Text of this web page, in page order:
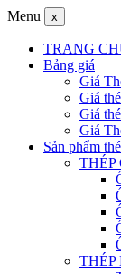
Menu x
TRANG
Bảng giá
Giá
Giá
Giá
Giá
Sản phẩm
THÉP
THÉP